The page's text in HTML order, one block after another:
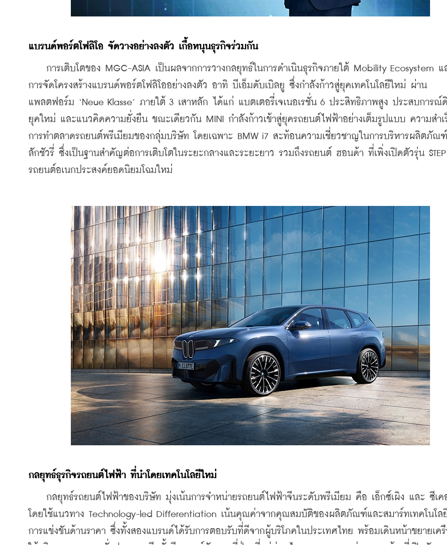
แบรนด์พอร์ตโฟลิโอ จัดวางอย่างลงตัว เกื้อหนุนธุรกิจร่วมกัน
การเติบโตของ MGC-ASIA เป็นผลจากการวางกลยุทธ์ในการดำเนินธุรกิจภายใต้ Mobility Ecosystem แ
การจัดโครงสร้างแบรนด์พอร์ตโฟลิโออย่างลงตัว อาทิ บีเอ็มดับเบิลยู ซึ่งกำลังก้าวสู่ยุคเทคโนโลยีใหม่ ผ่าน
แพลตฟอร์ม ‘Neue Klasse’ ภายใต้ 3 เสาหลัก ได้แก่ แบตเตอรี่เจเนอเรชั่น 6 ประสิทธิภาพสูง ประสบการณ์
ยุคใหม่ และแนวคิดความยั่งยืน ขณะเดียวกัน MINI กำลังก้าวเข้าสู่ยุครถยนต์ไฟฟ้าอย่างเต็มรูปแบบ ความสำเ
การทำตลาดรถยนต์พรีเมียมของกลุ่มบริษัท โดยเฉพาะ BMW i7 สะท้อนความเชี่ยวชาญในการบริหารผลิตภัณ
ลักชัวรี่ ซึ่งเป็นฐานสำคัญต่อการเติบโตในระยะกลางและระยะยาว รวมถึงรถยนต์ ฮอนด้า ที่เพิ่งเปิดตัวรุ่น
รถยนต์อเนกประสงค์ยอดนิยมโฉมใหม่
กลยุทธ์ธุรกิจรถยนต์ไฟฟ้า ที่นำโดยเทคโนโลยีใหม่
กลยุทธ์รถยนต์ไฟฟ้าของบริษัท มุ่งเน้นการจำหน่ายรถยนต์ไฟฟ้าจีนระดับพรีเมียม คือ เอ็กซ์เผิง และ ซีเค
โดยใช้แนวทาง Technology-led Differentiation เน้นคุณค่าจากคุณสมบัติของผลิตภัณฑ์และสมาร์ทเทคโนโ
การแข่งขันด้านราคา ซึ่งทั้งสองแบรนด์ได้รับการตอบรับที่ดีจากผู้บริโภคในประเทศไทย พร้อมเดินหน้าขยายเค